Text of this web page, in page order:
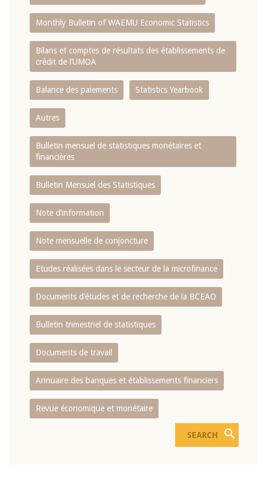
Monthly Bulletin of WAEMU Economic Statistics
Bilans et comptes de résultats des établissements de
crédit de l‘UMOA
Balance des paiements Statistics Yearbook
Autres
Bulletin mensuel de statistiques monétaires et
financières
Bulletin Mensuel des Statistiques
Note d’information
Note mensuelle de conjoncture
Etudes réalisées dans le secteur de la microfinance
Documents d’études et de recherche de la BCEAO
Bulletin trimestriel de statistiques
Documents de travail
Annuaire des banques et établissements financiers
Revue économique et monétaire